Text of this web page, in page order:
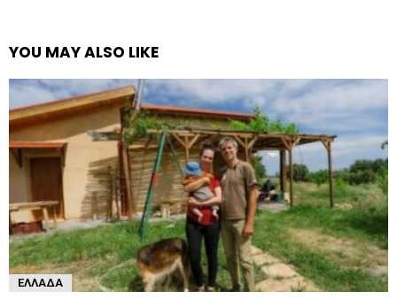
YOU MAY ALSO LIKE
ΕΛΛΆΔΑ